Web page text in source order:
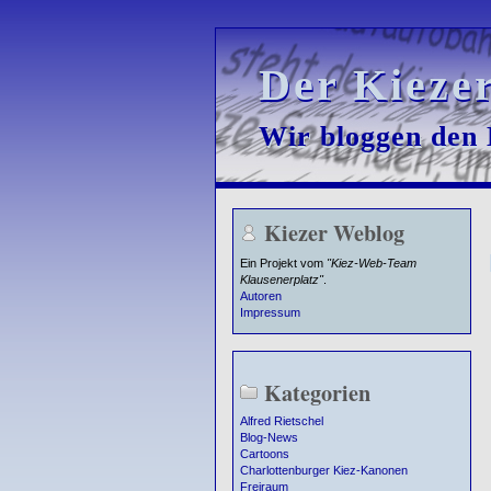
Der
Der
Wir bloggen den
Wir bloggen den
Kiezer Weblog
Ein Projekt vom "Kiez-Web-Team
Klausenerplatz".
Autoren
Impressum
Kategorien
Alfred Rietschel
Blog-News
Cartoons
Charlottenburger Kiez-Kanonen
Freiraum